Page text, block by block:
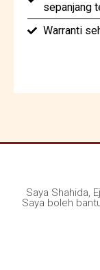
sepanjang
Warranti
Saya Shahida,
Saya boleh